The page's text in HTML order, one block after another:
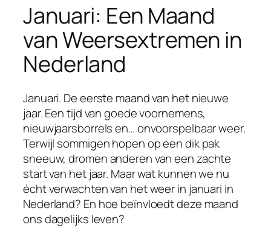
Januari: Een Maand
van Weersextremen in
Nederland
Januari. De eerste maand van het nieuwe
jaar. Een tijd van goede voornemens,
nieuwjaarsborrels en… onvoorspelbaar weer.
Terwijl sommigen hopen op een dik pak
sneeuw, dromen anderen van een zachte
start van het jaar. Maar wat kunnen we nu
écht verwachten van het weer in januari in
Nederland? En hoe beïnvloedt deze maand
ons dagelijks leven?